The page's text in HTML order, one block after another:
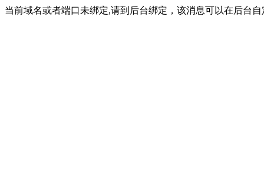
当前域名或者端口未绑定,请到后台绑定，该消息可以在后台自